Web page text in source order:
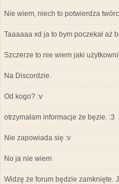
Nie wiem, niech to potwierdza
Taaaaaa xd ja to bym poczekał aż
Szczerze to nie wiem jaki
Na Discordzie.
Od kogo? :v
otrzymałam informacje że bęzie. :3
Nie zapowiada się :v
No ja nie wiem
Widzę że forum będzie zamknięte.